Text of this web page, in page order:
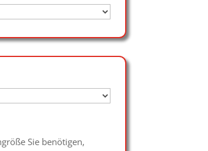
Sie benötigen,